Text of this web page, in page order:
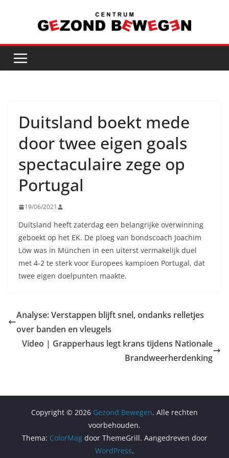
inhoud
Duitsland boekt mede
door twee eigen goals
spectaculaire zege op
Portugal
19/06/2021
Duitsland heeft zaterdag een belangrijke overwinning
geboekt op het EK. De ploeg van bondscoach Joachim
Löw was in München in een uiterst vermakelijk duel
met 4-2 te sterk voor Europees kampioen Portugal, dat
twee eigen doelpunten maakte.
Analyse: Verstappen blijft snel, ondanks relletjes
over banden en vleugels
Video | Grapperhaus legt krans tijdens Nationale
Brandweerherdenking
Copyright © 2026 Gezond Bewegen. Alle rechten
voorbehouden.
Thema: ColorMagdoor ThemeGrill. Aangedreven door
WordPress.